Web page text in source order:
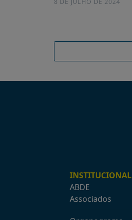
INSTITUCIONAL
ABDE
Associados